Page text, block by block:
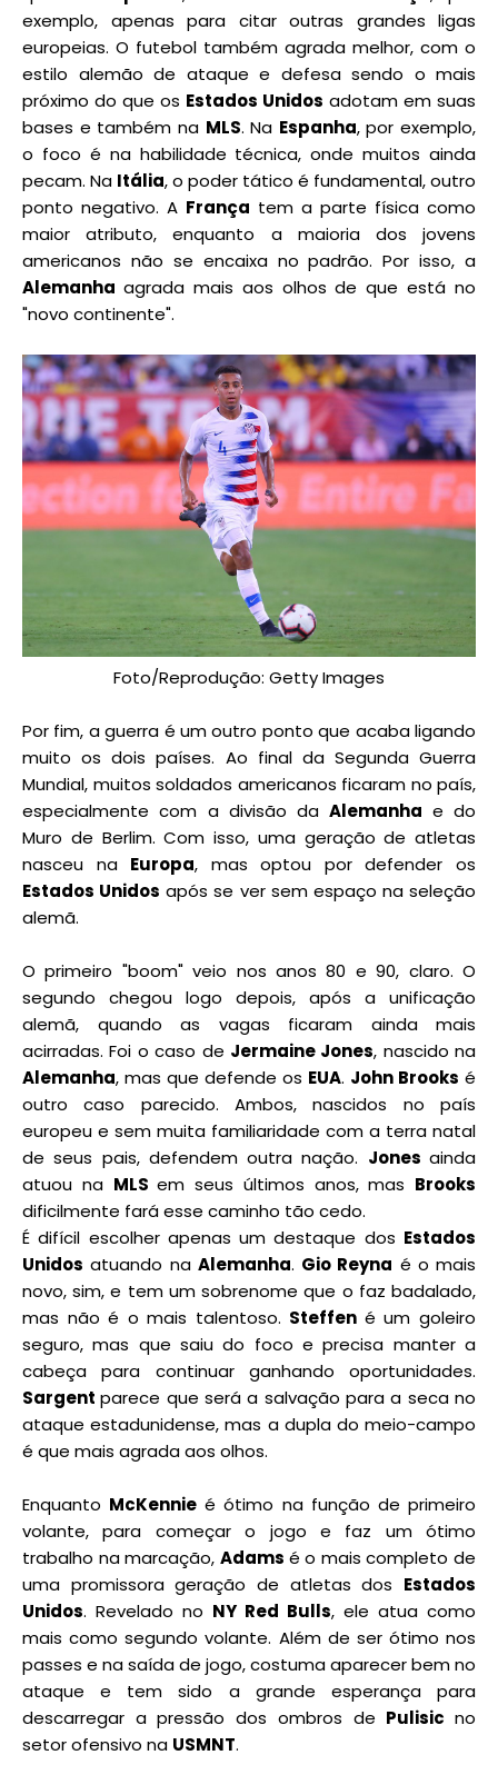
exemplo, apenas para citar outras grandes ligas
europeias. O futebol também agrada melhor, com o
estilo alemão de ataque e defesa sendo o mais
próximo do que os Estados Unidos adotam em suas
bases e também na MLS. Na Espanha, por exemplo,
o foco é na habilidade técnica, onde muitos ainda
pecam. Na Itália, o poder tático é fundamental, outro
ponto negativo. A França tem a parte física como
maior atributo, enquanto a maioria dos jovens
americanos não se encaixa no padrão. Por isso, a
Alemanha agrada mais aos olhos de que está no
"novo continente".
Foto/Reprodução: Getty Images
Por fim, a guerra é um outro ponto que acaba ligando
muito os dois países. Ao final da Segunda Guerra
Mundial, muitos soldados americanos ficaram no país,
especialmente com a divisão daAlemanha e do
Muro de Berlim. Com isso, uma geração de atletas
nasceu na Europa, mas optou por defender os
Estados Unidos após se ver sem espaço na seleção
alemã.
O primeiro "boom" veio nos anos 80 e 90, claro. O
segundo chegou logo depois, após a unificação
alemã, quando as vagas ficaram ainda mais
acirradas. Foi o caso de Jermaine Jones, nascido na
Alemanha, mas que defende os EUA. John Brooks é
outro caso parecido. Ambos, nascidos no país
europeu e sem muita familiaridade com a terra natal
de seus pais, defendem outra nação. Jonesainda
atuou na MLSem seus últimos anos, mas Brooks
dificilmente fará esse caminho tão cedo.
É difícil escolher apenas um destaque dos Estados
Unidos atuando na Alemanha. Gio Reyna é o mais
novo, sim, e tem um sobrenome que o faz badalado,
mas não é o mais talentoso. Steffen é um goleiro
seguro, mas que saiu do foco e precisa manter a
cabeça para continuar ganhando oportunidades.
Sargentparece que será a salvação para a seca no
ataque estadunidense, mas a dupla do meio-campo
é que mais agrada aos olhos.
Enquanto McKennie é ótimo na função de primeiro
volante, para começar o jogo e faz um ótimo
trabalho na marcação, Adams é o mais completo de
uma promissora geração de atletas dos Estados
Unidos. Revelado no NY Red Bulls, ele atua como
mais como segundo volante. Além de ser ótimo nos
passes e na saída de jogo, costuma aparecer bem no
ataque e tem sido a grande esperança para
descarregar a pressão dos ombros de Pulisicno
setor ofensivo na USMNT.